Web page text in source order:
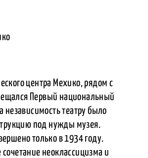
центра Мехико, рядом с
Первый национальный
независимость театру было
под нужды музея.
только в 1934 году.
неоклассицизма и